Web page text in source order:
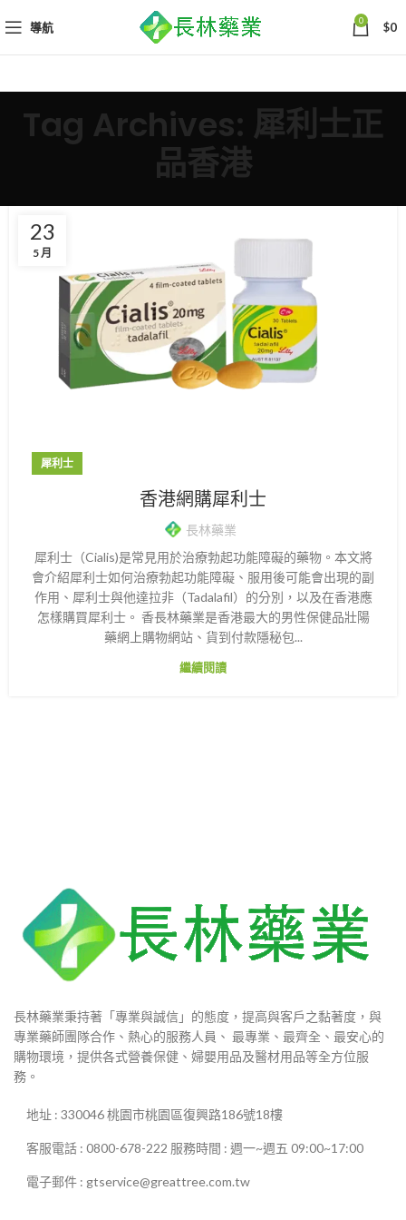
導航 0 $0
Tag Archives: 犀利士正
品香港
23
5 月
犀利士
香港網購犀利士
長林藥業
犀利士（Cialis)是常見用於治療勃起功能障礙的藥物。本文將
會介紹犀利士如何治療勃起功能障礙、服用後可能會出現的副
作用、犀利士與他達拉非（Tadalafil）的分別，以及在香港應
怎樣購買犀利士。 香長林藥業是香港最大的男性保健品壯陽
藥網上購物網站、貨到付款隱秘包...
繼續閱讀
長林藥業秉持著「專業與誠信」的態度，提高與客戶之黏著度，與
專業藥師團隊合作、熱心的服務人員、 最專業、最齊全、最安心的
購物環境，提供各式營養保健、婦嬰用品及醫材用品等全方位服
務。
地址 : 330046 桃園市桃園區復興路186號18樓
客服電話 : 0800-678-222 服務時間 : 週一~週五 09:00~17:00
電子郵件 : gtservice@greattree.com.tw